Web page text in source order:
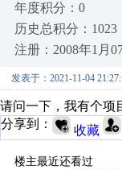
年度积分：0
历史总积分：1023
注册：2008年1月
发表于：2021-11-04
请问一下，我有个项
分享到：
收藏
楼主最近还看过